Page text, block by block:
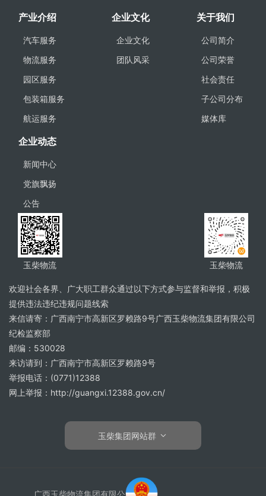
产业介绍
汽车服务
物流服务
园区服务
包装箱服务
航运服务
企业文化
企业文化
团队风采
关于我们
公司简介
公司荣誉
社会责任
子公司分布
媒体库
企业动态
新闻中心
党旗飘扬
公告
玉柴物流 玉柴物流
欢迎社会各界、广大职工群众通过以下方式参与监督和举报，积极
提供违法违纪违规问题线索
来信请寄：广西南宁市高新区罗赖路9号广西玉柴物流集团有限公司
纪检监察部
邮编：530028
来访请到：广西南宁市高新区罗赖路9号
举报电话：(0771)12388
网上举报：http://guangxi.12388.gov.cn/
玉柴集团网站群
广西玉柴物流集团有限公